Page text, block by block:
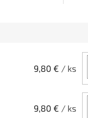
9,80 € / ks
9,80 € / ks